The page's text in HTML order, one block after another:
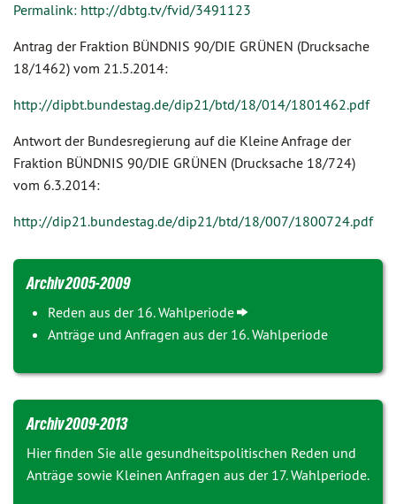
Permalink: http://dbtg.tv/fvid/3491123
Antrag der Fraktion BÜNDNIS 90/DIE GRÜNEN (Drucksache
18/1462) vom 21.5.2014:
http://dipbt.bundestag.de/dip21/btd/18/014/1801462.pdf
Antwort der Bundesregierung auf die Kleine Anfrage der
Fraktion BÜNDNIS 90/DIE GRÜNEN (Drucksache 18/724)
vom 6.3.2014:
http://dip21.bundestag.de/dip21/btd/18/007/1800724.pdf
Archiv 2005-2009
Reden aus der 16. Wahlperiode
Anträge und Anfragen aus der 16. Wahlperiode
Archiv 2009-2013
Hier finden Sie alle gesundheitspolitischen Reden und
Anträge sowie Kleinen Anfragen aus der 17. Wahlperiode.